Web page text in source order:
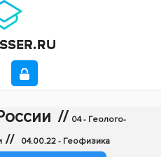
// 04 - Геолого-
// 04.00.22 - Геофизика